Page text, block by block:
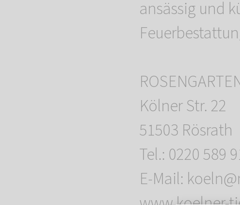
ansässig und
Kölner Str. 22
51503 Rösrath
Tel.: 0220 589
E-Mail: